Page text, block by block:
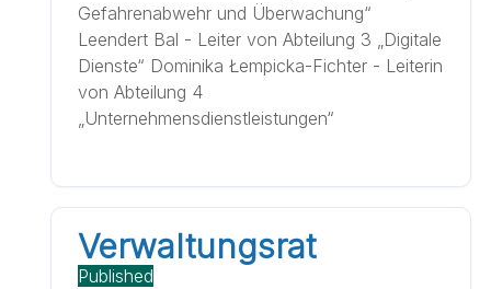
Gefahrenabwehr und Überwachung“
Leendert Bal - Leiter von Abteilung 3 „Digitale
Dienste“ Dominika Łempicka-Fichter - Leiterin
von Abteilung 4
„Unternehmensdienstleistungen“
Verwaltungsrat
Published